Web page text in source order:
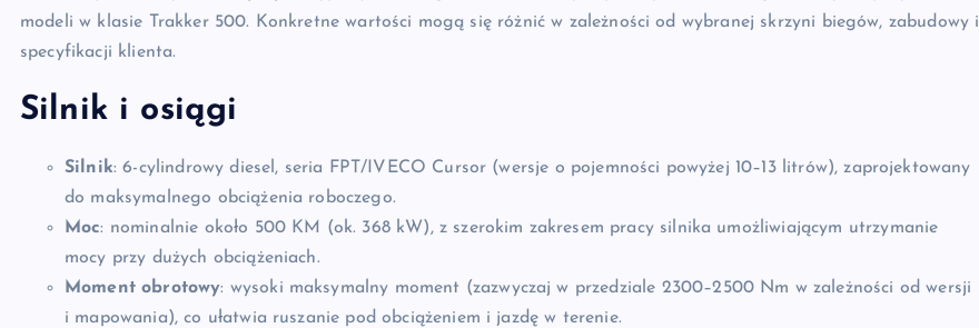
modeli w klasie Trakker 500. Konkretne wartości mogą się różnić w zależności od wybranej skrzyni biegów, zabudowy i
specyfikacji klienta.
Silnik i osiągi
Silnik: 6-cylindrowy diesel, seria FPT/IVECO Cursor (wersje o pojemności powyżej 10–13 litrów), zaprojektowany
do maksymalnego obciążenia roboczego.
Moc: nominalnie około 500 KM (ok. 368 kW), z szerokim zakresem pracy silnika umożliwiającym utrzymanie
mocy przy dużych obciążeniach.
Moment obrotowy: wysoki maksymalny moment (zazwyczaj w przedziale 2300–2500 Nm w zależności od wersji
i mapowania), co ułatwia ruszanie pod obciążeniem i jazdę w terenie.